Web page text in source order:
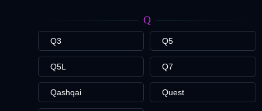
Q
Q3 Q5
Q5L Q7
Qashqai Quest